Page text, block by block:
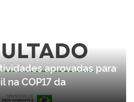
aprovadas para
na COP17 da